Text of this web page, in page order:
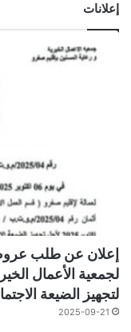
إعلانات
لجمعية الأعمال
لتجهيز الضيعة
2025-09-21